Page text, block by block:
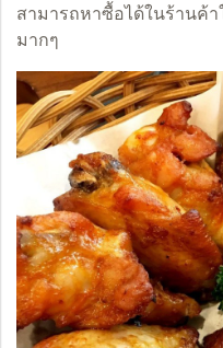
สามารถหาซื้อได้ในร้านค้
มากๆ